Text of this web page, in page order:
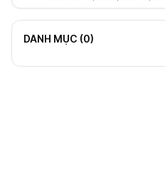
DANH MỤC (0)